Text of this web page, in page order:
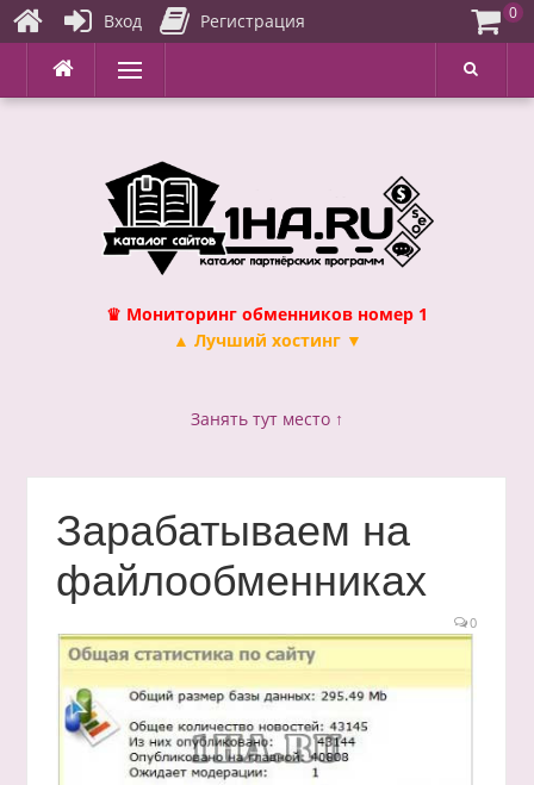
Перейти
содержимому
Меню
♛ Мониторинг обменников номер 1
▲ Лучший хостинг ▼
Занять тут место ↑
Зарабатываем на
файлообменниках
0
Вход Регистрация 0